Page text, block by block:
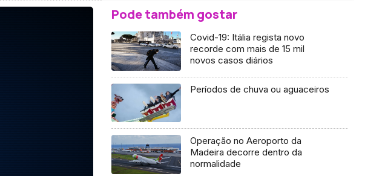
Pode também gostar
Covid-19: Itália regista novo
recorde com mais de 15 mil
novos casos diários
Períodos de chuva ou aguaceiros
Operação no Aeroporto da
Madeira decorre dentro da
normalidade